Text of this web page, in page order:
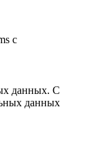
с
данных. С
данных